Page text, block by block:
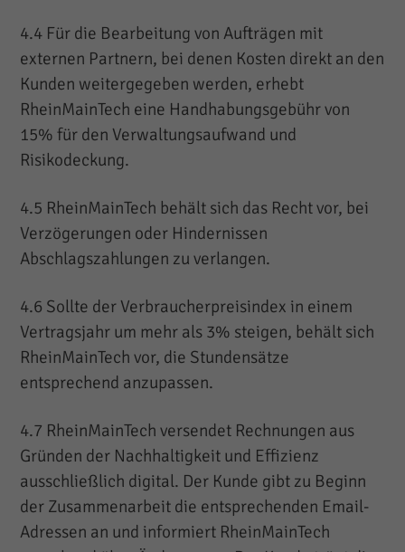
4.4 Für die Bearbeitung von Aufträgen mit
externen Partnern, bei denen Kosten direkt an den
Kunden weitergegeben werden, erhebt
RheinMainTech eine Handhabungsgebühr von
15% für den Verwaltungsaufwand und
Risikodeckung.
4.5 RheinMainTech behält sich das Recht vor, bei
Verzögerungen oder Hindernissen
Abschlagszahlungen zu verlangen.
4.6 Sollte der Verbraucherpreisindex in einem
Vertragsjahr um mehr als 3% steigen, behält sich
RheinMainTech vor, die Stundensätze
entsprechend anzupassen.
4.7 RheinMainTech versendet Rechnungen aus
Gründen der Nachhaltigkeit und Effizienz
ausschließlich digital. Der Kunde gibt zu Beginn
der Zusammenarbeit die entsprechenden Email-
Adressen an und informiert RheinMainTech